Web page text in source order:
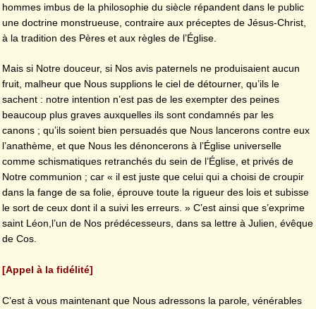
hommes imbus de la philosophie du siècle répandent dans le public
une doctrine monstrueuse, contraire aux préceptes de Jésus-Christ,
à la tradition des Pères et aux règles de l’Église.
Mais si Notre douceur, si Nos avis paternels ne produisaient aucun
fruit, malheur que Nous supplions le ciel de détourner, qu’ils le
sachent : notre intention n’est pas de les exempter des peines
beaucoup plus graves auxquelles ils sont condamnés par les
canons ; qu’ils soient bien persuadés que Nous lancerons contre eux
l’anathème, et que Nous les dénoncerons à l’Église universelle
comme schismatiques retranchés du sein de l’Église, et privés de
Notre communion ; car « il est juste que celui qui a choisi de croupir
dans la fange de sa folie, éprouve toute la rigueur des lois et subisse
le sort de ceux dont il a suivi les erreurs. » C’est ainsi que s’exprime
saint Léon,l’un de Nos prédécesseurs, dans sa lettre à Julien, évêque
de Cos.
[Appel à la fidélité]
C’est à vous maintenant que Nous adressons la parole, vénérables